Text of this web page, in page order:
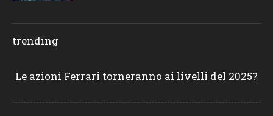
trending
Le azioni Ferrari torneranno ai livelli del 2025?